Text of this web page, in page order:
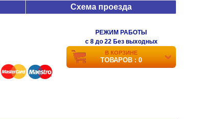
Схема проезда
РЕЖИМ РАБОТЫ
c 8 до 22 Без выходных
В КОРЗИНЕ
ТОВАРОВ : 0